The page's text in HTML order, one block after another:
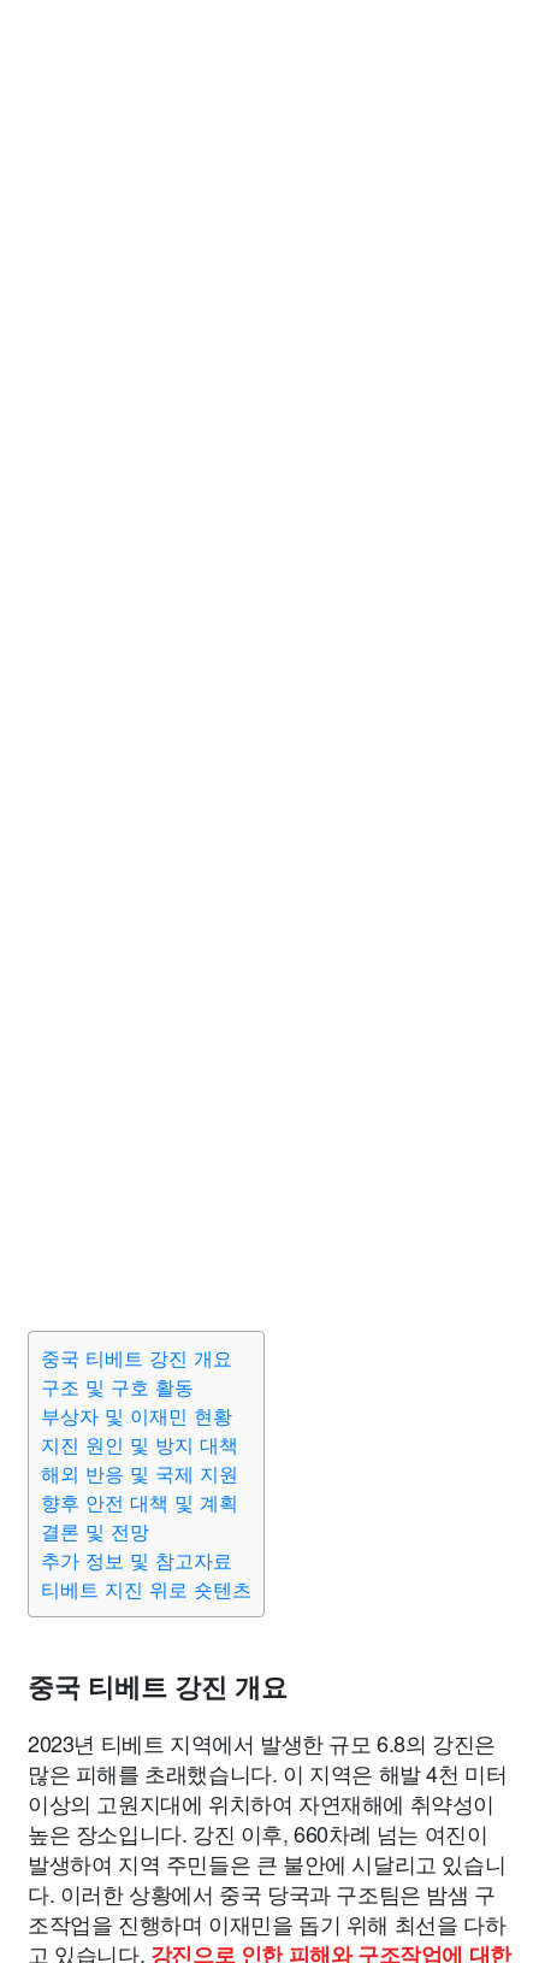
중국 티베트 강진 개요
구조 및 구호 활동
부상자 및 이재민 현황
지진 원인 및 방지 대책
해외 반응 및 국제 지원
향후 안전 대책 및 계획
결론 및 전망
추가 정보 및 참고자료
티베트 지진 위로 숏텐츠
중국 티베트 강진 개요
2023년 티베트 지역에서 발생한 규모 6.8의 강진은
많은 피해를 초래했습니다. 이 지역은 해발 4천 미터
이상의 고원지대에 위치하여 자연재해에 취약성이
높은 장소입니다. 강진 이후, 660차례 넘는 여진이
발생하여 지역 주민들은 큰 불안에 시달리고 있습니
다. 이러한 상황에서 중국 당국과 구조팀은 밤샘 구
조작업을 진행하며 이재민을 돕기 위해 최선을 다하
고 있습니다. 강진으로 인한 피해와 구조작업에 대한